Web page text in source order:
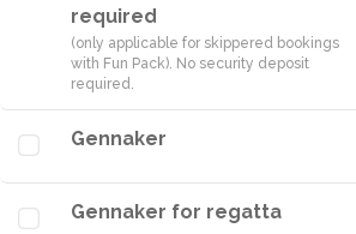
required
(only applicable for skippered bookings
with Fun Pack). No security deposit
required.
Gennaker
Gennaker for regatta